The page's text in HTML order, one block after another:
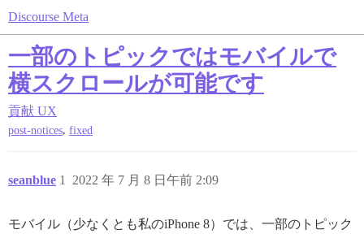
Discourse Meta
一部のトピックではモバイルで
横スクロールが可能です
貢献 UX
post-notices, fixed
seanblue 2022 年 7 月 8 日午前 2:09
1
モバイル（少なくとも私のiPhone 8）では、一部のトピック